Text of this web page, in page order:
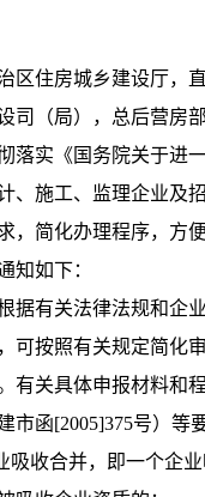
区住房城乡建设厅，
司（局），总后营房
实《国务院关于进一
、施工、监理企业及
，简化办理程序，方
知如下：
有关法律法规和企业
可按照有关规定简化
有关具体申报材料和
市函[2005]375号）等
收合并，即一个企业